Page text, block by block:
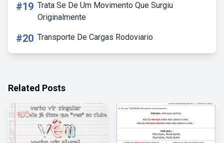
#19 Trata Se De Um Movimento Que Surgiu
Originalmente
#20 Transporte De Cargas Rodoviario
Related Posts